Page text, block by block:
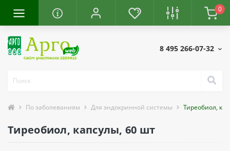
0
8 495 266-07-32
По заболеваниям Для эндокринной системы Тиреобиол,
Тиреобиол, капсулы, 60 шт